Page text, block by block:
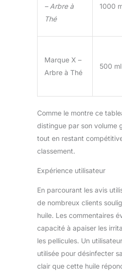
– Arbre à
Thé
1000
Marque X –
Arbre à Thé
500 ml
Comme le montre ce
distingue par son volume
tout en restant
classement.
Expérience utilisateur
En parcourant les avis
de nombreux clients
huile. Les commentaires
capacité à apaiser les
les pellicules. Un
utilisée pour désinfecter
clair que cette huile